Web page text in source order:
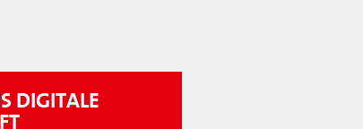
DIGITALE